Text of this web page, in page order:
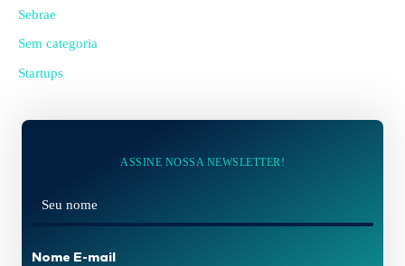
Sebrae
Sem categoria
Startups
ASSINE NOSSA NEWSLETTER!
Nome E-mail